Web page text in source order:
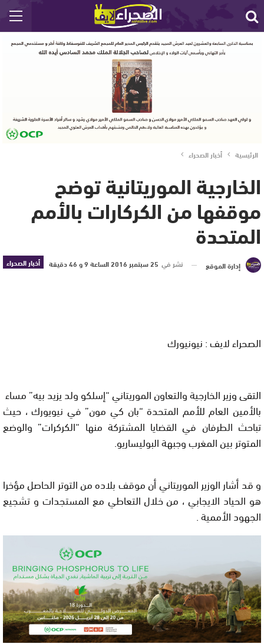
الرئيسية أخبار الصحراء
الخارجية الموريتانية توضح
موقفها من الكركارات بالأمم
المتحدة
أخبار الصحراء إدارة الموقع نشر في 25 سبتمبر 2016 الساعة 9 و 46 دقيقة
الصحراء لايف : نيونيورك
التقى وزير الخارجية والتعاون الموريتاني “إسلكو ولد يزيد بيه” مساء
بالأمين العام للأمم المتحدة “بان كي مون” في نيويورك ، حيث
تباحث الطرفان في القضايا المشتركة منها “الكركرات” والوضع
المتوتر بين المغرب وجبهة البوليساريو.
و قد أشار الوزير الموريتاني أن موقف بلاده من التوتر الحاصل مؤخرا
هو الحياد الايجابي ، من خلال التعاطي مع المستجدات و تشجيع
الجهود الأممية .